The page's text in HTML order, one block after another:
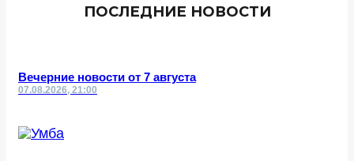
ПОСЛЕДНИЕ НОВОСТИ
Вечерние новости от 7 августа
07.08.2026, 21:00